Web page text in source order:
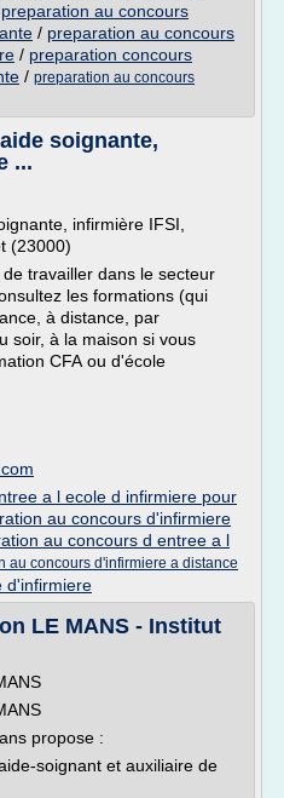
preparation au concours
/ preparation au concours
/ preparation concours
/ preparation au concours
soignante,
...
infirmière IFSI,
(23000)
travailler dans le secteur
les formations (qui
à distance, par
soir, à la maison si vous
CFA ou d'école
a l ecole d infirmiere pour
au concours d'infirmiere
au concours d entree a l
au concours d'infirmiere a distance
d'infirmiere
LE MANS - Institut
propose :
soignant et auxiliaire de